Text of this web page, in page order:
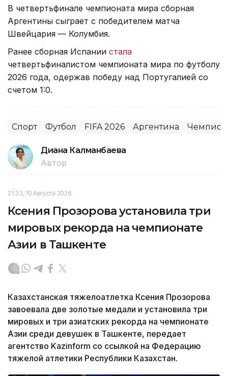
В четвертьфинале чемпионата мира сборная
Аргентины сыграет с победителем матча
Швейцария — Колумбия.
Ранее сборная Испании стала
четвертьфиналистом чемпионата мира по футболу
2026 года, одержав победу над Португалией со
счетом 1:0.
Спорт Футбол FIFA 2026 Аргентина
Диана Калманбаева
Автор
21:33, 10 Августа 2026
Ксения Прозорова установила три
мировых рекорда на чемпионате
Азии в Ташкенте
Казахстанская тяжелоатлетка Ксения Прозорова
завоевала две золотые медали и установила три
мировых и три азиатских рекорда на чемпионате
Азии среди девушек в Ташкенте, передает
агентство Kazinform со ссылкой на Федерацию
тяжелой атлетики Республики Казахстан.